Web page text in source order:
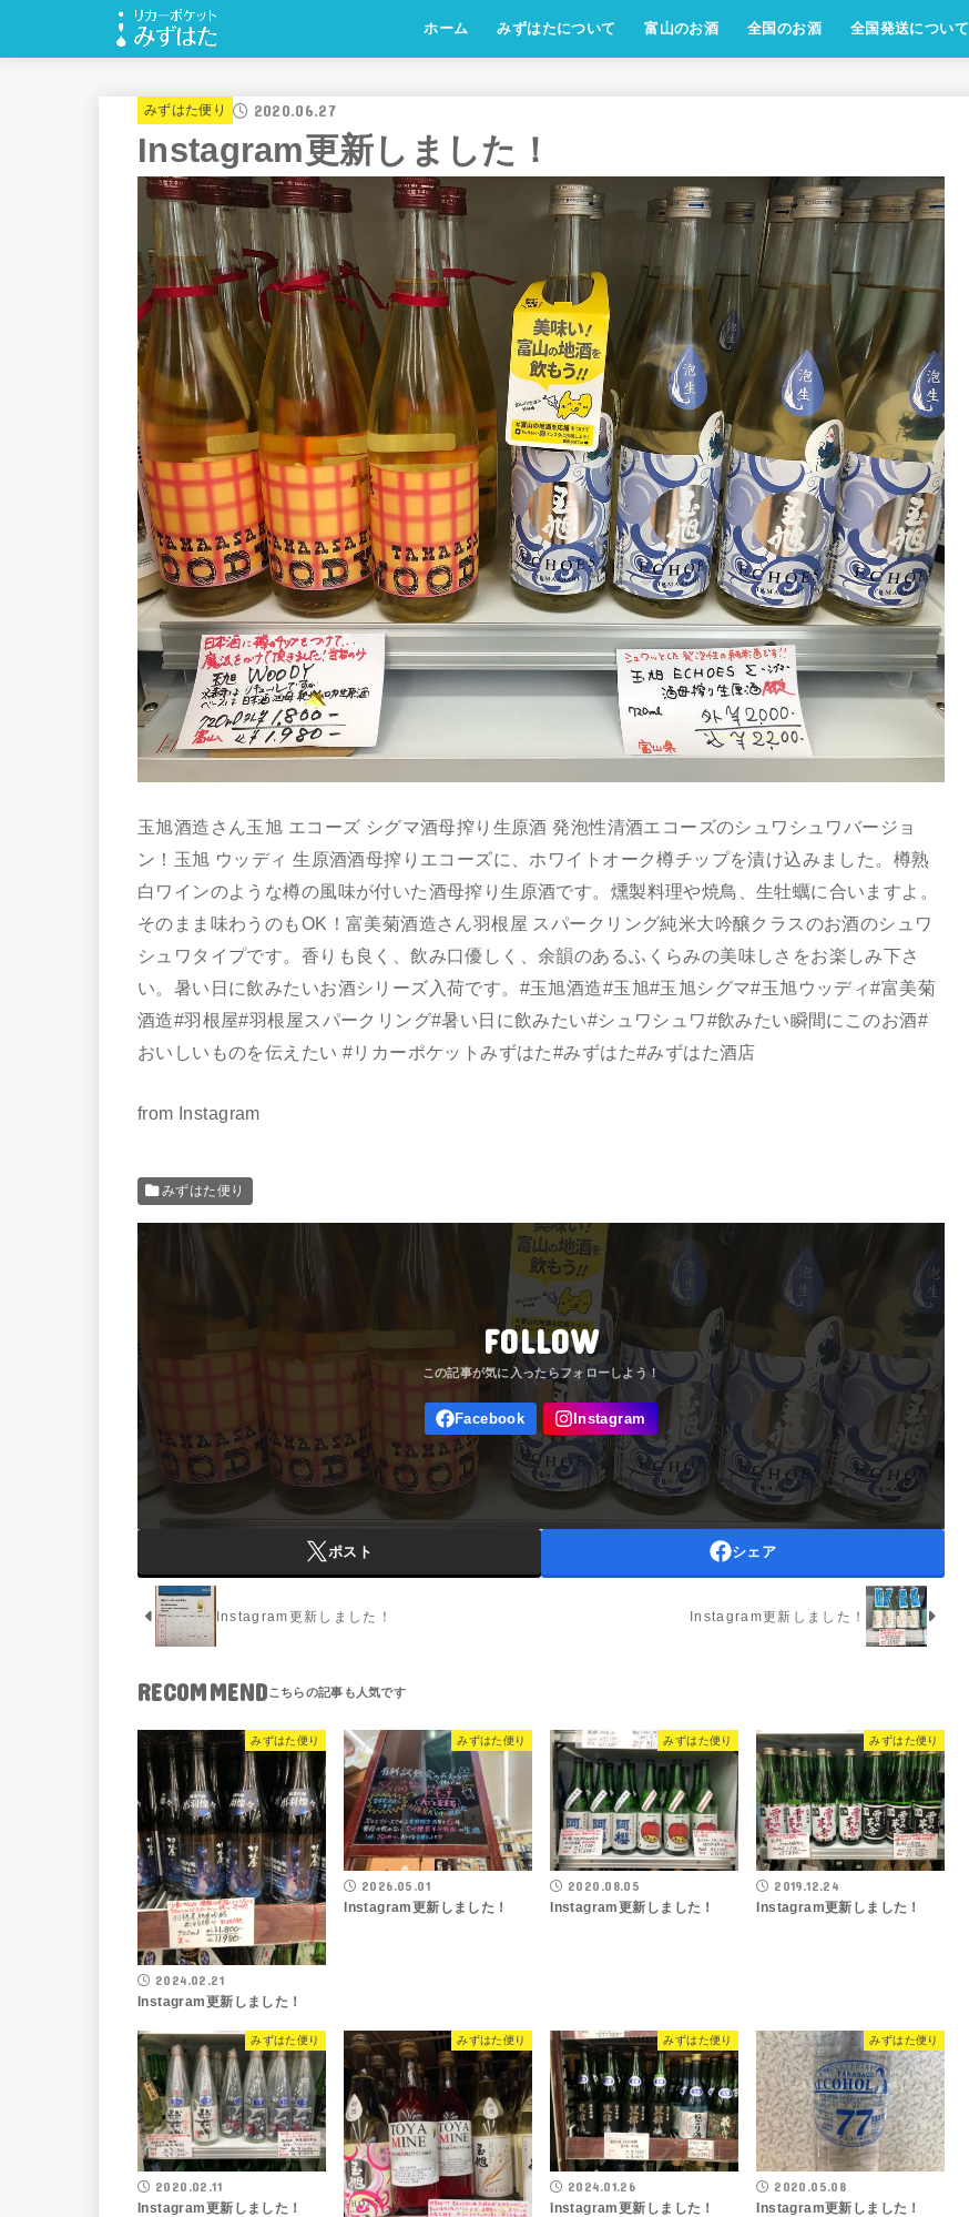
ホーム みずはたについて 富山のお酒 全国のお酒 全国発送について
みずはた便り 2020.06.27
Instagram更新しました！
玉旭酒造さん玉旭 エコーズ シグマ酒母搾り生原酒 発泡性清酒エコーズのシュワシュワバージョ
ン！玉旭 ウッディ 生原酒酒母搾りエコーズに、ホワイトオーク樽チップを漬け込みました。樽熟
白ワインのような樽の風味が付いた酒母搾り生原酒です。燻製料理や焼鳥、生牡蠣に合いますよ。
そのまま味わうのもOK！富美菊酒造さん羽根屋 スパークリング純米大吟醸クラスのお酒のシュワ
シュワタイプです。香りも良く、飲み口優しく、余韻のあるふくらみの美味しさをお楽しみ下さ
い。暑い日に飲みたいお酒シリーズ入荷です。#玉旭酒造#玉旭#玉旭シグマ#玉旭ウッディ#富美菊
酒造#羽根屋#羽根屋スパークリング#暑い日に飲みたい#シュワシュワ#飲みたい瞬間にこのお酒#
おいしいものを伝えたい #リカーポケットみずはた#みずはた#みずはた酒店
from Instagram
みずはた便り
FOLLOW
ポスト シェア
Instagram更新しました！ Instagram更新しました！
RECOMMEND
みずはた便り
2024.02.21
Instagram更新しました！
みずはた便り
2026.05.01
Instagram更新しました！
みずはた便り
2020.08.05
Instagram更新しました！
みずはた便り
2019.12.24
Instagram更新しました！
みずはた便り
2020.02.11
Instagram更新しました！
みずはた便り みずはた便り
2024.01.26
Instagram更新しました！
みずはた便り
2020.05.08
Instagram更新しました！